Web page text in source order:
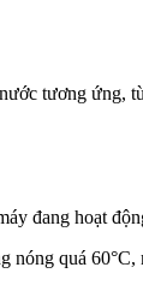
tương ứng,
đang hoạt
nóng quá